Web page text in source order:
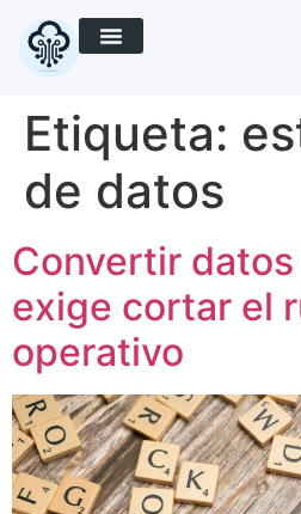
Etiqueta:
de datos
Convertir
exige cortar el
operativo